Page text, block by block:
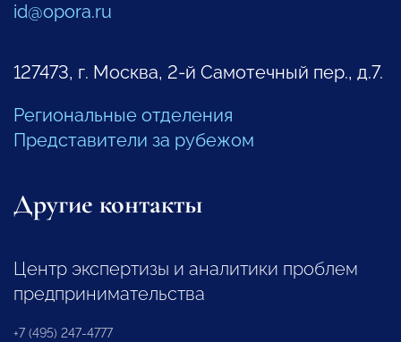
id@opora.ru
127473, г. Москва, 2-й Самотечный пер., д.7.
Региональные отделения
Представители за рубежом
Другие контакты
Центр экспертизы и аналитики проблем
предпринимательства
+7 (495) 247-4777